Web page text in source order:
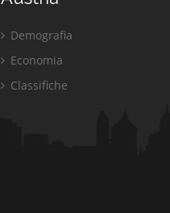
Demografia
Economia
Classifiche